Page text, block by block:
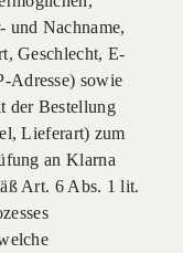
und Nachname,
Geschlecht, E-
Adresse) sowie
der Bestellung
Lieferart) zum
an Klarna
Art. 6 Abs. 1 lit.